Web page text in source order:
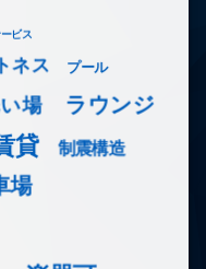
ビス
ネス プール
場 ラウンジ
貸 制震構造
場